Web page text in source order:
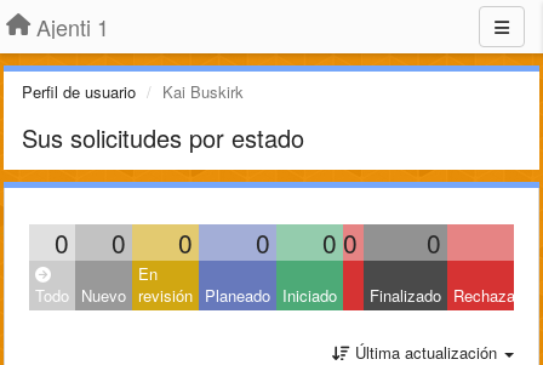
Ajenti 1
Perfil de usuario Kai Buskirk
Sus solicitudes por estado
0 0 0 0 0 0 0
Todo Nuevo
En
revisión Planeado Iniciado Finalizado Rechazado
Última actualización